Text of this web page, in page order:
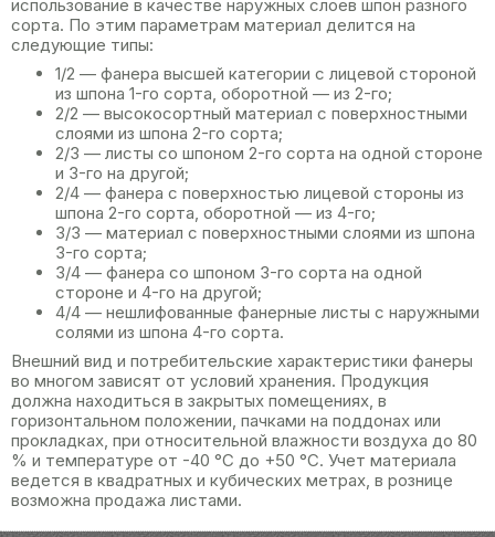
использование в качестве наружных слоев шпон разного
сорта. По этим параметрам материал делится на
следующие типы:
1/2 — фанера высшей категории с лицевой стороной
из шпона 1-го сорта, оборотной — из 2-го;
2/2 — высокосортный материал с поверхностными
слоями из шпона 2-го сорта;
2/3 — листы со шпоном 2-го сорта на одной стороне
и 3-го на другой;
2/4 — фанера с поверхностью лицевой стороны из
шпона 2-го сорта, оборотной — из 4-го;
3/3 — материал с поверхностными слоями из шпона
3-го сорта;
3/4 — фанера со шпоном 3-го сорта на одной
стороне и 4-го на другой;
4/4 — нешлифованные фанерные листы с наружными
солями из шпона 4-го сорта.
Внешний вид и потребительские характеристики фанеры
во многом зависят от условий хранения. Продукция
должна находиться в закрытых помещениях, в
горизонтальном положении, пачками на поддонах или
прокладках, при относительной влажности воздуха до 80
% и температуре от -40 °С до +50 °С. Учет материала
ведется в квадратных и кубических метрах, в рознице
возможна продажа листами.